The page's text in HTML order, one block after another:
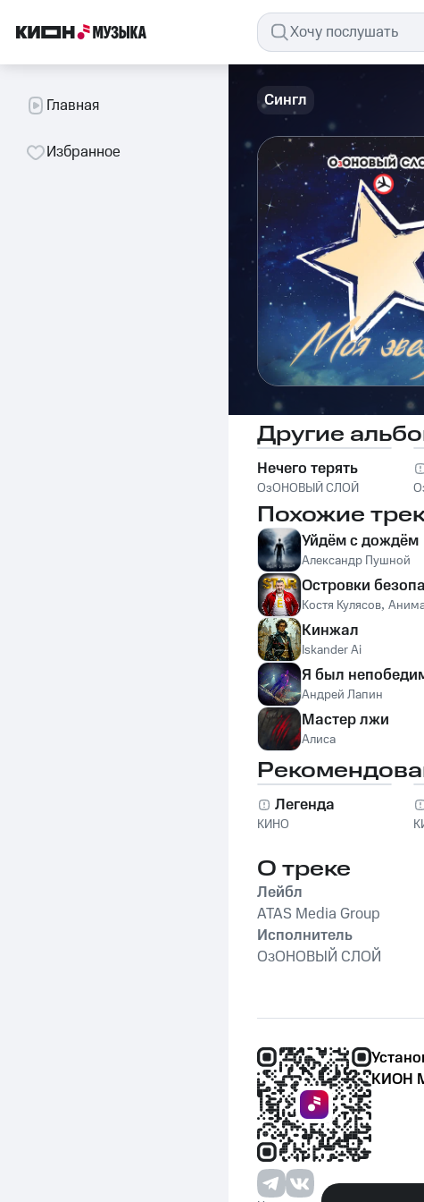
Главная
Избранное
Сингл
Другие
Нечего терять
ОзОНОВЫЙ СЛОЙ
Похожие
Уйдём с дождём
Александр Пушной
Островки
Костя Кулясов,
Кинжал
Iskander Ai
Я был
Андрей Лапин
Мастер лжи
Алиса
Легенда
КИНО
О треке
Лейбл
ATAS Media Group
Исполнитель
ОзОНОВЫЙ СЛОЙ
КИОН